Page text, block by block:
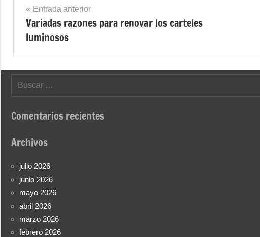
Navegación
de
entradas
Entrada anterior
Variadas razones para renovar los carteles
luminosos
Buscar:
Comentarios recientes
Archivos
julio 2026
junio 2026
mayo 2026
abril 2026
marzo 2026
febrero 2026